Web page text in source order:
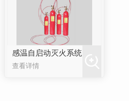
感温自启动灭火系统
查看详情